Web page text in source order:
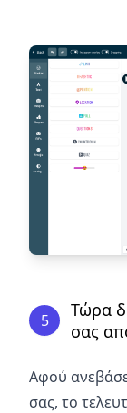
5
Τώρα
σας
Αφού
σας, το